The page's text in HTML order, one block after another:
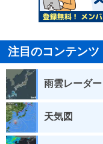
注目のコンテンツ
雨雲レーダー
天気図